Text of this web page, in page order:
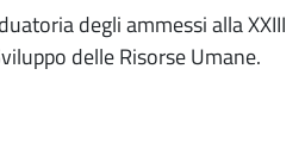
degli ammessi alla XXIII
delle Risorse Umane.